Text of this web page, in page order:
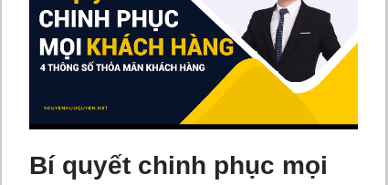
Bí quyết chinh phục mọi